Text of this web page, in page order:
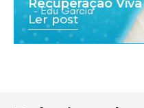
Recuperação Viva
Ler post